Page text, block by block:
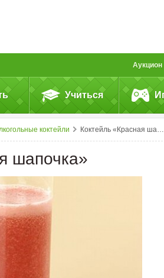
Аукцион
Учиться
коктейли Коктейль «Красная шапочка»
шапочка»